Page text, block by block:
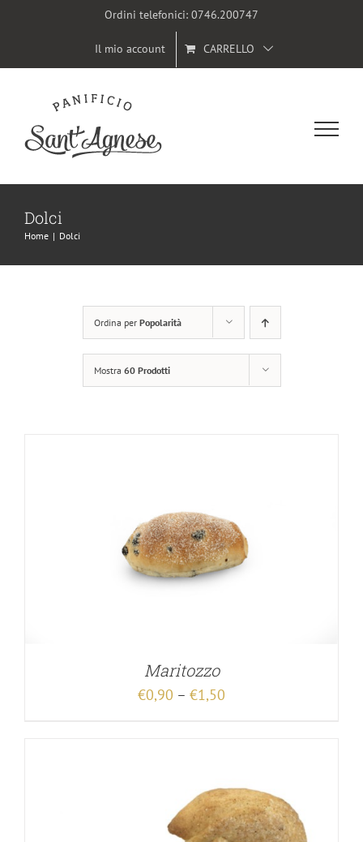
Ordini telefonici: 0746.200747
Il mio account CARRELLO
Dolci
Home | Dolci
Ordina per Popolarità
Mostra 60 Prodotti
Maritozzo
€0,90 – €1,50